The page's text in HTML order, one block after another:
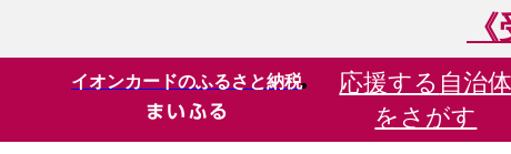
イオンカードのふるさと納税 応援する 自治体
をさがす